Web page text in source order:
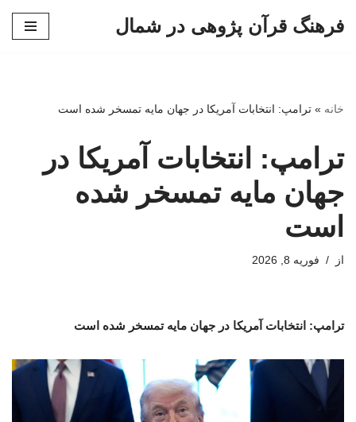
فرهنگ قرآن پژوهی در شمال
خانه » ترامپ: انتخابات آمریکا در جهان مایه تمسخر شده است
ترامپ: انتخابات آمریکا در
جهان مایه تمسخر شده
است
از فوریه 8, 2026
ترامپ: انتخابات آمریکا در جهان مایه تمسخر شده است